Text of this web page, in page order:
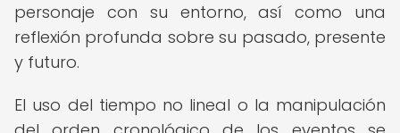
personaje con su entorno, así como una
reflexión profunda sobre su pasado, presente
y futuro.
El uso del tiempo no lineal o la manipulación